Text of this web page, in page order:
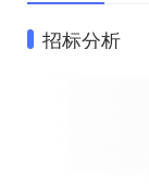
招标分析